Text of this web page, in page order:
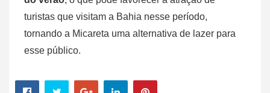
turistas que visitam a Bahia nesse período,
tornando a Micareta uma alternativa de lazer para
esse público.